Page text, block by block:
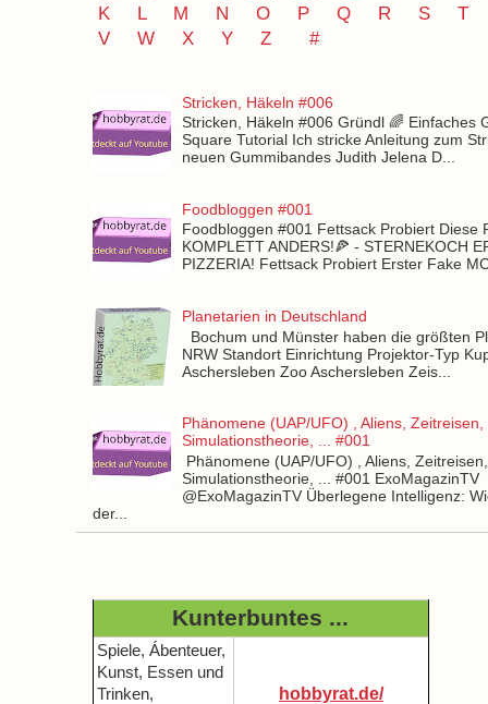
K
L M N O P Q R S
T
V
W X Y Z #
Stricken, Häkeln #006
Stricken, Häkeln #006 Gründl 🌈 Einfaches
Square Tutorial Ich stricke Anleitung zum
neuen Gummibandes Judith Jelena D...
Foodbloggen #001
Foodbloggen #001 Fettsack Probiert Diese
KOMPLETT ANDERS!🍕 - STERNEKOCH
PIZZERIA! Fettsack Probiert Erster Fake
Planetarien in Deutschland
Bochum und Münster haben die größten
NRW Standort Einrichtung Projektor-Typ
Aschersleben Zoo Aschersleben Zeis...
Phänomene (UAP/UFO) , Aliens, Zeitreisen,
Simulationstheorie, ... #001
Phänomene (UAP/UFO) , Aliens, Zeitreisen,
Simulationstheorie, ... #001 ExoMagazinTV
@ExoMagazinTV Überlegene Intelligenz:
der...
Kunterbuntes ...
Spiele, Ábenteuer,
Kunst, Essen und
Trinken,
hobbyrat.de/